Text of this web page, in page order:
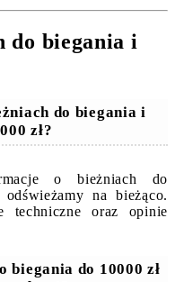
do biegania i
do biegania i
zł?
o bieżniach do
na bieżąco.
techniczne oraz opinie
biegania do 10000 zł